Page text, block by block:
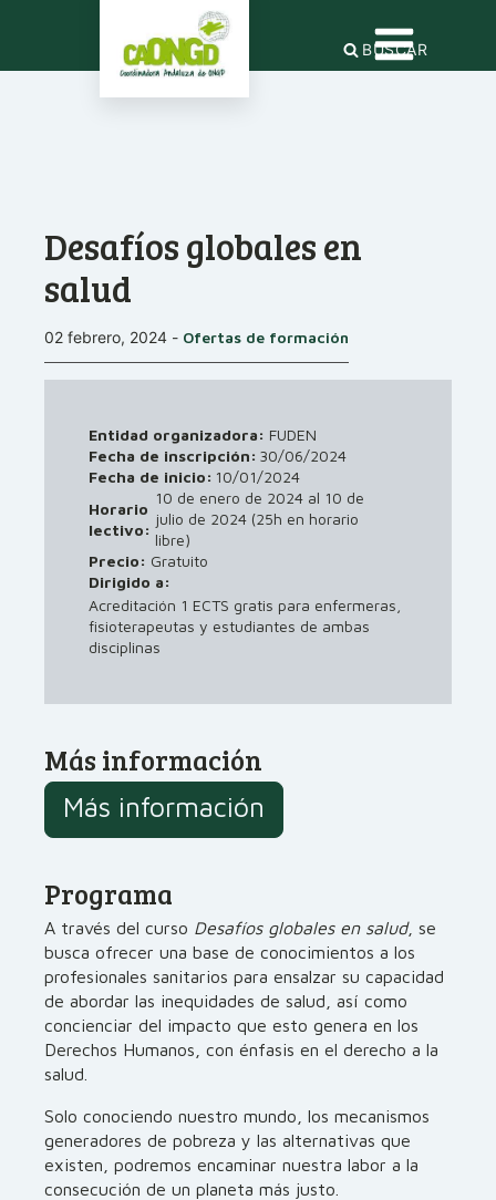
BUSCAR
Desafíos globales en
salud
02 febrero, 2024 - Ofertas de formación
Entidad organizadora: FUDEN
Fecha de inscripción: 30/06/2024
Fecha de inicio: 10/01/2024
Horario
lectivo:
10 de enero de 2024 al 10 de
julio de 2024 (25h en horario
libre)
Precio: Gratuito
Dirigido a:
Acreditación 1 ECTS gratis para enfermeras,
fisioterapeutas y estudiantes de ambas
disciplinas
Más información
Más información
Programa
A través del curso Desafíos globales en salud, se
busca ofrecer una base de conocimientos a los
profesionales sanitarios para ensalzar su capacidad
de abordar las inequidades de salud, así como
concienciar del impacto que esto genera en los
Derechos Humanos, con énfasis en el derecho a la
salud.
Solo conociendo nuestro mundo, los mecanismos
generadores de pobreza y las alternativas que
existen, podremos encaminar nuestra labor a la
consecución de un planeta más justo.